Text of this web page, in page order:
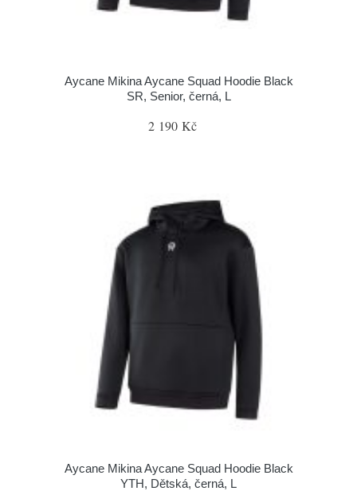
Aycane Mikina Aycane Squad Hoodie Black
SR, Senior, černá, L
2 190 Kč
Aycane Mikina Aycane Squad Hoodie Black
YTH, Dětská, černá, L